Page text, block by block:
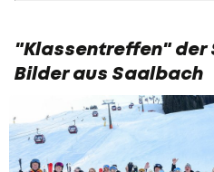
"Klassentreffen" der
Bilder aus Saalbach